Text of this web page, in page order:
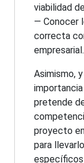
viabilidad
— Conocer
correcta
empresarial.
Asimismo,
pretende
proyecto
para
específicos